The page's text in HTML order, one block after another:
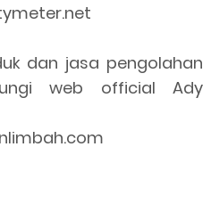
dan jasa pengolahan
web official Ady